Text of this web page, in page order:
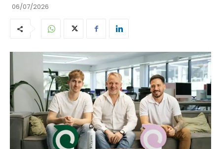
06/07/2026